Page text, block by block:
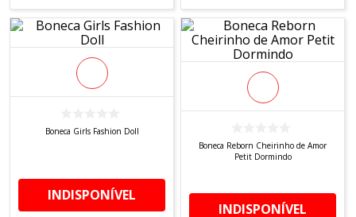
Boneca Girls Fashion Doll
INDISPONÍVEL
Boneca Reborn Cheirinho de Amor
Petit Dormindo
INDISPONÍVEL